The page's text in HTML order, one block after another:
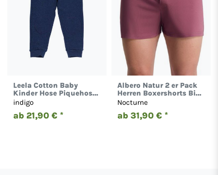
Leela Cotton Baby
Kinder Hose Piquehose
Bio-Baumwolle 2028
indigo
ab 21,90 € *
Albero Natur 2 er Pack
Herren Boxershorts Bio-
Baumwolle Locker 2134
Nocturne
ab 31,90 € *